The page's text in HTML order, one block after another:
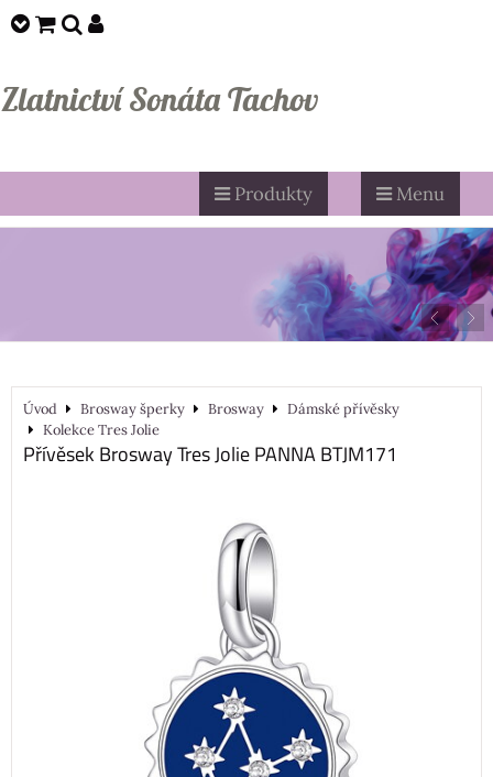
Zlatnictví Sonáta Tachov
Produkty Menu
Úvod Brosway šperky Brosway
Dámské přívěsky
Kolekce Tres Jolie
Přívěsek Brosway Tres Jolie PANNA BTJM171